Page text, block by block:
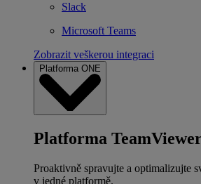
Slack
Microsoft Teams
Zobrazit veškerou integraci
Platforma ONE
Platforma
Proaktivně spravujte a optimalizujte
v jedné platformě.